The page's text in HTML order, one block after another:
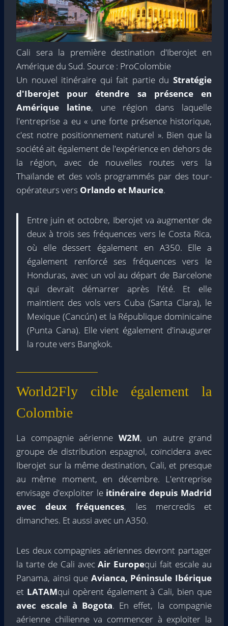
Cali sera la première destination d'Iberojet en
Amérique du Sud. Source : ProColombie
Un nouvel itinéraire qui fait partie du Stratégie
d'Iberojet pour étendre sa présence en
Amérique latine, une région dans laquelle
l'entreprise a eu « une forte présence historique,
c'est notre positionnement naturel ». Bien que la
société ait également de l'expérience en dehors de
la région, avec de nouvelles routes vers la
Thaïlande et des vols programmés par des tour-
opérateurs vers Orlando et Maurice.
Entre juin et octobre, Iberojet va augmenter de
deux à trois ses fréquences vers le Costa Rica,
où elle dessert également en A350. Elle a
également renforcé ses fréquences vers le
Honduras, avec un vol au départ de Barcelone
qui devrait démarrer après l'été. Et elle
maintient des vols vers Cuba (Santa Clara), le
Mexique (Cancún) et la République dominicaine
(Punta Cana). Elle vient également d'inaugurer
la route vers Bangkok.
World2Fly cible également la
Colombie
La compagnie aérienne W2M, un autre grand
groupe de distribution espagnol, coïncidera avec
Iberojet sur la même destination, Cali, et presque
au même moment, en décembre. L'entreprise
envisage d'exploiter le itinéraire depuis Madrid
avec deux fréquences, les mercredis et
dimanches. Et aussi avec un A350.
Les deux compagnies aériennes devront partager
la tarte de Cali avecAir Europequi fait escale au
Panama, ainsi que Avianca, Péninsule Ibérique
et LATAMqui opèrent également à Cali, bien que
avec escale à Bogota. En effet, la compagnie
aérienne chilienne va commencer à exploiter la